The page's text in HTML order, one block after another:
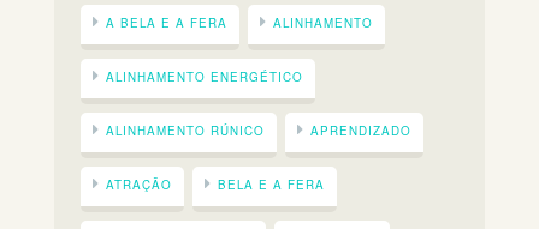
A BELA E A FERA ALINHAMENTO
ALINHAMENTO ENERGÉTICO
ALINHAMENTO RÚNICO APRENDIZADO
ATRAÇÃO BELA E A FERA